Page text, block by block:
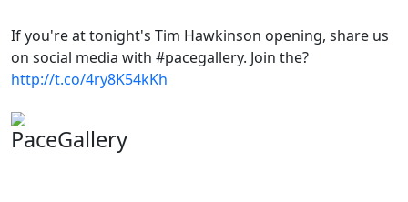
If you're at tonight's Tim Hawkinson opening, share us
on social media with #pacegallery. Join the?
http://t.co/4ry8K54kKh
PaceGallery